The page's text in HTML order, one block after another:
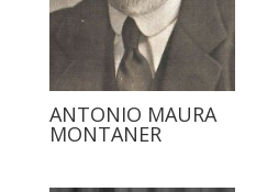
ANTONIO MAURA
MONTANER